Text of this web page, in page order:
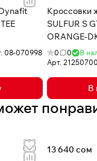
08-070998
Кроссовки
SULFUR S
ORANGE-
0 0
В
Арт.
В
13 640 сом